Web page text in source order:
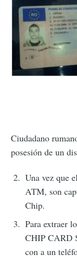
Ciudadano
posesión de un
Una vez que
ATM, son
Chip.
Para extraer
CHIP CARD
con a un
Stay up
greatest